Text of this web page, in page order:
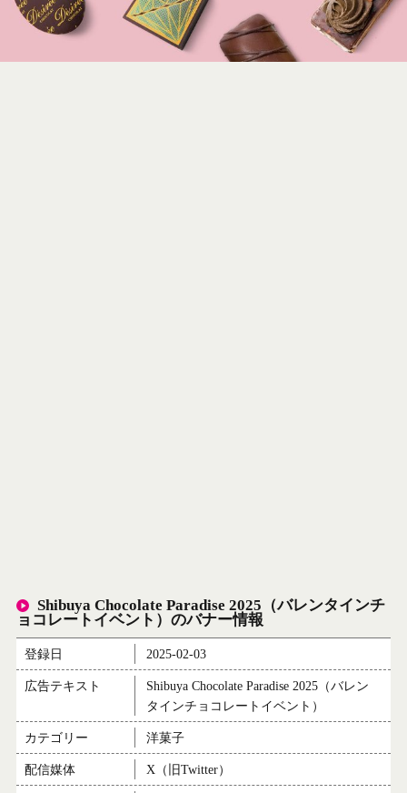
Shibuya Chocolate Paradise 2025（バレンタインチ
ョコレートイベント）のバナー情報
登録日 2025-02-03
広告テキスト
Shibuya Chocolate Paradise 2025（バレン
タインチョコレートイベント）
カテゴリー 洋菓子
配信媒体 X（旧Twitter）